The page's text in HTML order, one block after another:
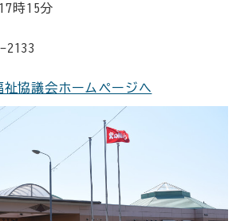
時15分
2133
協議会ホームページへ